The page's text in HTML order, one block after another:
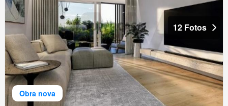
Obra nova
12 Fotos